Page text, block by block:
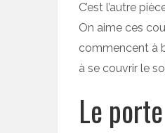
C’est l’autre
On aime ces
commencent à
à se couvrir le
Le